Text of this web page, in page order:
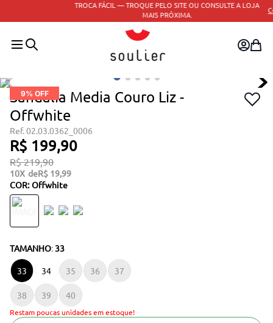
TROCA FÁCIL — TROQUE PELO SITE OU CONSULTE A LOJA
Consulte o regulamento
9% OFF
Sandalia Media Couro Liz -
Offwhite
02.03.0362_0006
R$ 199,90
R$ 219,90
10 R$ 19,99
COR: Offwhite
TAMANHO: 33
33 34 35 36 37
38 39 40
Restam poucas unidades em estoque!